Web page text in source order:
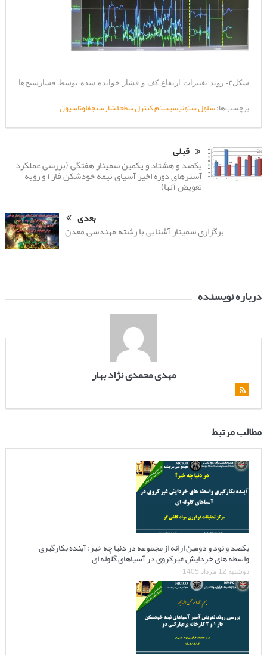
شکل۳- روند تغییرات ارتفاع کف و فشار خوانده شده توسط فشارسنج‌ها
برچسب‌ها:سلول ستونیسیستم کنترل سطحفشارسنجفلوتاسیون
قبلی
یکصد و هشتاد و یکمین سمینار هفتگی (بررسی عملکرد
آسترهای دوره اخیر آسیای نیمه خودشکن فاز ۱ و رویه
تعویض آنها)
بعدی
برگزاری سمینار آشنایی با رشته مهندسی معدن
درباره نویسنده
مهدی محمدی نژاد بهار
مطالب مرتبط
یکصد و نود و دومین ارائه از مجموعه در دنیا چه خبر: آینده بکارگیری
واسطه های خردایش غیرکروی در آسیاهای گلوله ای
دوشنبه 12 مرداد 1405